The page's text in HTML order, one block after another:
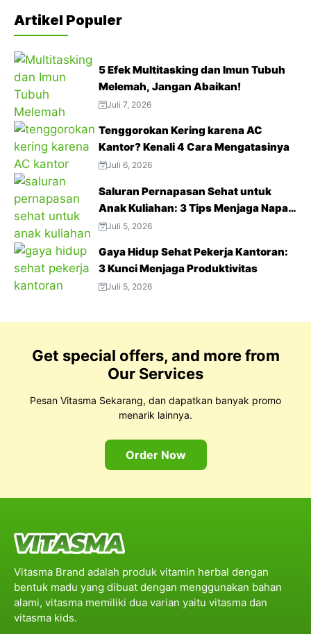
Artikel Populer
5 Efek Multitasking dan Imun Tubuh
Melemah, Jangan Abaikan!
Juli 7, 2026
Tenggorokan Kering karena AC
Kantor? Kenali 4 Cara Mengatasinya
Juli 6, 2026
Saluran Pernapasan Sehat untuk
Anak Kuliahan: 3 Tips Menjaga Napas
Tetap Optimal di Tengah Aktivitas
Juli 5, 2026
Gaya Hidup Sehat Pekerja Kantoran:
3 Kunci Menjaga Produktivitas
Juli 5, 2026
Get special offers, and more from
Our Services
Pesan Vitasma Sekarang, dan dapatkan banyak promo
menarik lainnya.
Order Now
Vitasma Brand adalah produk vitamin herbal dengan
bentuk madu yang dibuat dengan menggunakan bahan
alami, vitasma memiliki dua varian yaitu vitasma dan
vitasma kids.